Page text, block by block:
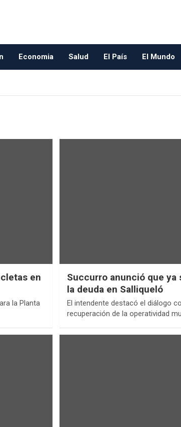
Economia Salud El País El Mundo
en
la Planta
Succurro anunció que ya
la deuda en Salliqueló
El intendente destacó el diálogo
recuperación de la operatividad